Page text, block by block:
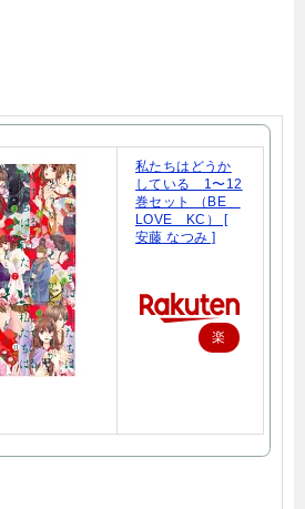
私たちはどうか
している 1〜12
巻セット （BE
LOVE KC） [
安藤 なつみ ]
楽
入